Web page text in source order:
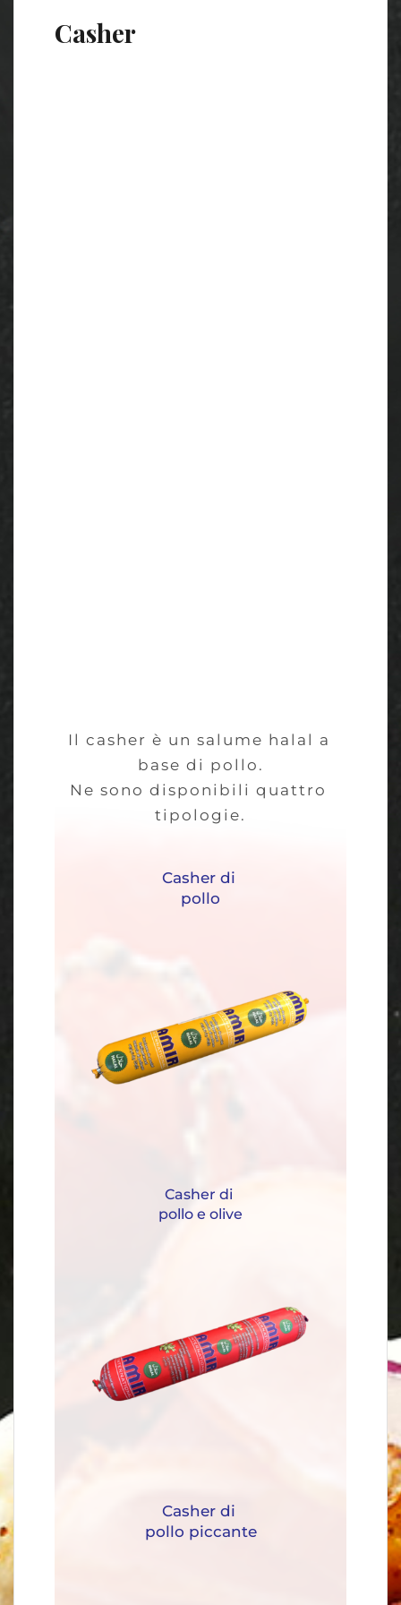
Casher
Il casher è un salume halal a
base di pollo.
Ne sono disponibili quattro
tipologie.
Casher di
pollo
Casher di
pollo e olive
Casher di
pollo piccante